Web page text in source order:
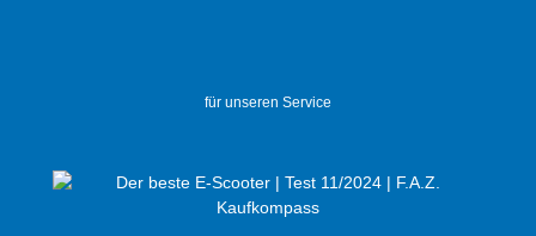
für unseren Service